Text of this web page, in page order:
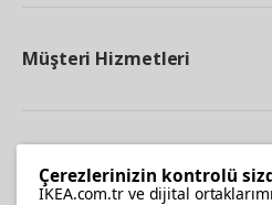
Müşteri Hizmetleri
Çerezlerinizin kontrolü
IKEA.com.tr ve dijital